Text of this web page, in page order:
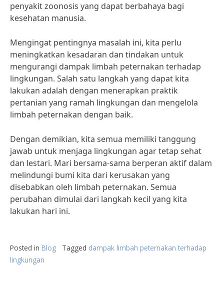
penyakit zoonosis yang dapat berbahaya bagi
kesehatan manusia.
Mengingat pentingnya masalah ini, kita perlu
meningkatkan kesadaran dan tindakan untuk
mengurangi dampak limbah peternakan terhadap
lingkungan. Salah satu langkah yang dapat kita
lakukan adalah dengan menerapkan praktik
pertanian yang ramah lingkungan dan mengelola
limbah peternakan dengan baik.
Dengan demikian, kita semua memiliki tanggung
jawab untuk menjaga lingkungan agar tetap sehat
dan lestari. Mari bersama-sama berperan aktif dalam
melindungi bumi kita dari kerusakan yang
disebabkan oleh limbah peternakan. Semua
perubahan dimulai dari langkah kecil yang kita
lakukan hari ini.
Posted in Blog Tagged dampak limbah peternakan terhadap
lingkungan